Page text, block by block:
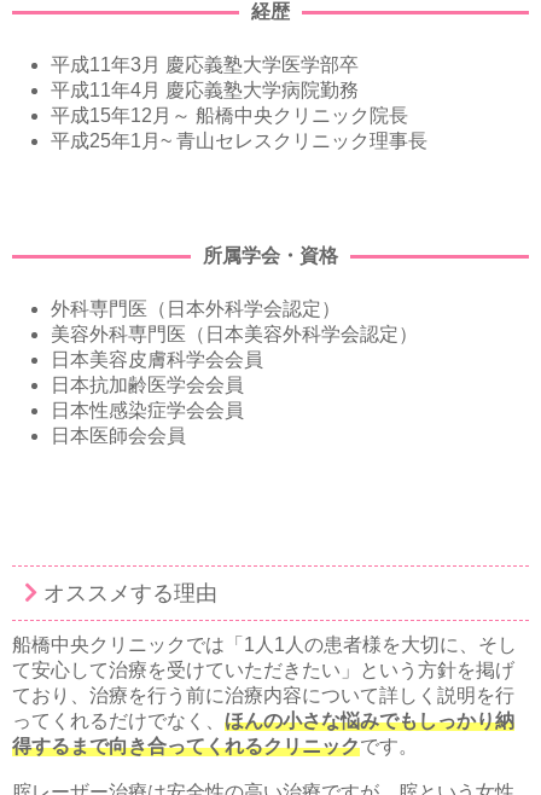
経歴
平成11年3月 慶応義塾大学医学部卒
平成11年4月 慶応義塾大学病院勤務
平成15年12月～ 船橋中央クリニック院長
平成25年1月~ 青山セレスクリニック理事長
所属学会・資格
外科専門医（日本外科学会認定）
美容外科専門医（日本美容外科学会認定）
日本美容皮膚科学会会員
日本抗加齢医学会会員
日本性感染症学会会員
日本医師会会員
オススメする理由
船橋中央クリニックでは「1人1人の患者様を大切に、そし
て安心して治療を受けていただきたい」という方針を掲げ
ており、治療を行う前に治療内容について詳しく説明を行
ってくれるだけでなく、 ほんの小さな悩みでもしっかり納
得するまで向き合ってくれるクリニックです。